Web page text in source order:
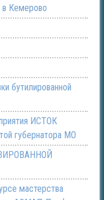
Кемерово
бутилированной
ИСТОК
губернатора МО
мастерства